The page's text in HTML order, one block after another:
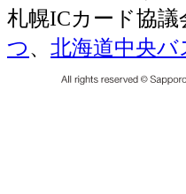
札幌ICカード協議
つ、 北海道中央バ